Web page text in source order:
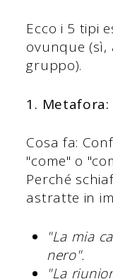
Ecco i 5 tipi
ovunque
gruppo).
1. Metafora:
Cosa fa:
"come" o
Perché
astratte in
"La mia
nero".
"La